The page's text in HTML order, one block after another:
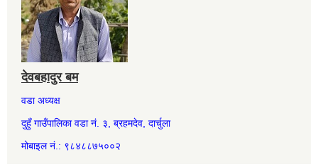
देवबहादुर बम
वडा अध्यक्ष
दुहुँ गाउँपालिका वडा नं. ३, ब्रहमदेव, दार्चुला
मोबाइल नं.: ९८४८८७५००२